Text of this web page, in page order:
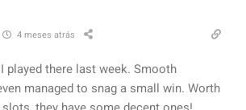
4 meses atrás
played there last week. Smooth
managed to snag a small win. Worth